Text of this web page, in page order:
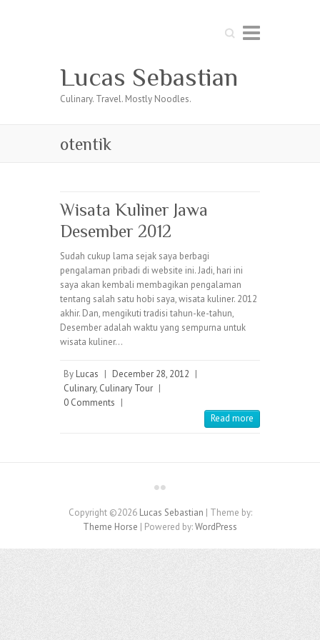
Search
Lucas Sebastian
Culinary. Travel. Mostly Noodles.
otentik
Wisata Kuliner Jawa
Desember 2012
Sudah cukup lama sejak saya berbagi
pengalaman pribadi di website ini. Jadi, hari ini
saya akan kembali membagikan pengalaman
tentang salah satu hobi saya, wisata kuliner. 2012
akhir. Dan, mengikuti tradisi tahun-ke-tahun,
Desember adalah waktu yang sempurna untuk
wisata kuliner…
By Lucas | December 28, 2012 |
Culinary, Culinary Tour |
0 Comments |
Read more
Copyright ©2026 Lucas Sebastian | Theme by:
Theme Horse | Powered by:WordPress